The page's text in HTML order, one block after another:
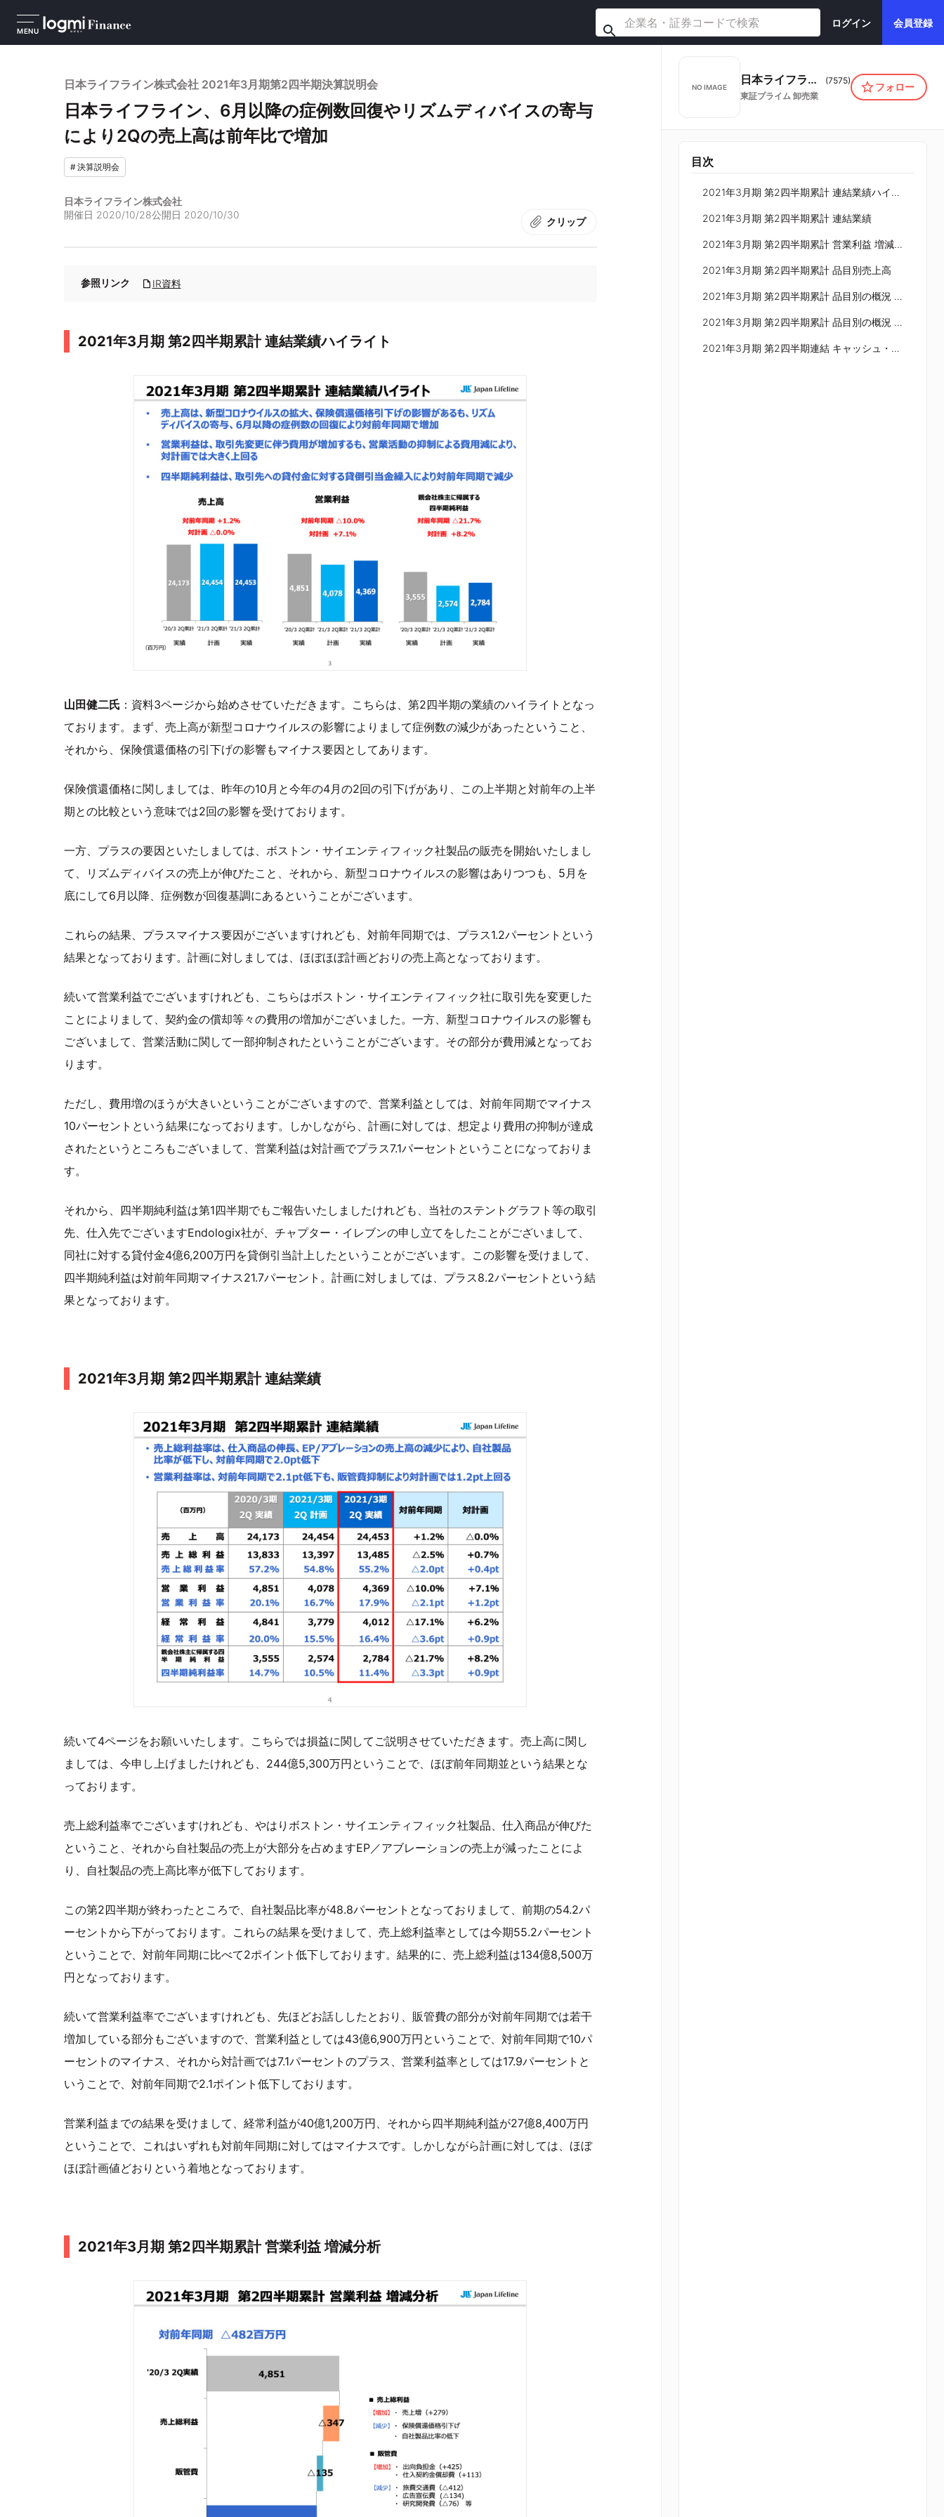
MENU
ログイン 会員登録
日本ライフライン株式会社 2021年3月期第2四半期決算説明会
日本ライフライン、6月以降の症例数回復やリズムディバイスの寄与
により2Qの売上高は前年比で増加
#決算説明会
日本ライフライン株式会社
開催日 2020/10/28公開日 2020/10/30
クリップ
参照リンク IR資料
2021年3月期 第2四半期累計 連結業績ハイライト
山田健二氏 ：資料3ページから始めさせていただきます。こちらは、第2四半期の業績のハイライトとなっ
ております。まず、売上高が新型コロナウイルスの影響によりまして症例数の減少があったということ、
それから、保険償還価格の引下げの影響もマイナス要因としてあります。
保険償還価格に関しましては、昨年の10月と今年の4月の2回の引下げがあり、この上半期と対前年の上半
期との比較という意味では2回の影響を受けております。
一方、プラスの要因といたしましては、ボストン・サイエンティフィック社製品の販売を開始いたしまし
て、リズムディバイスの売上が伸びたこと、それから、新型コロナウイルスの影響はありつつも、5月を
底にして6月以降、症例数が回復基調にあるということがございます。
これらの結果、プラスマイナス要因がございますけれども、対前年同期では、プラス1.2パーセントという
結果となっております。計画に対しましては、ほぼほぼ計画どおりの売上高となっております。
続いて営業利益でございますけれども、こちらはボストン・サイエンティフィック社に取引先を変更した
ことによりまして、契約金の償却等々の費用の増加がございました。一方、新型コロナウイルスの影響も
ございまして、営業活動に関して一部抑制されたということがございます。その部分が費用減となってお
ります。
ただし、費用増のほうが大きいということがございますので、営業利益としては、対前年同期でマイナス
10パーセントという結果になっております。しかしながら、計画に対しては、想定より費用の抑制が達成
されたというところもございまして、営業利益は対計画でプラス7.1パーセントということになっておりま
す。
それから、四半期純利益は第1四半期でもご報告いたしましたけれども、当社のステントグラフト等の取引
先、仕入先でございますEndologix社が、チャプター・イレブンの申し立てをしたことがございまして、
同社に対する貸付金4億6,200万円を貸倒引当計上したということがございます。この影響を受けまして、
四半期純利益は対前年同期マイナス21.7パーセント。計画に対しましては、プラス8.2パーセントという結
果となっております。
2021年3月期 第2四半期累計 連結業績
続いて4ページをお願いいたします。こちらでは損益に関してご説明させていただきます。売上高に関し
ましては、今申し上げましたけれども、244億5,300万円ということで、ほぼ前年同期並という結果とな
っております。
売上総利益率でございますけれども、やはりボストン・サイエンティフィック社製品、仕入商品が伸びた
ということ、それから自社製品の売上が大部分を占めますEP／アブレーションの売上が減ったことによ
り、自社製品の売上高比率が低下しております。
この第2四半期が終わったところで、自社製品比率が48.8パーセントとなっておりまして、前期の54.2パ
ーセントから下がっております。これらの結果を受けまして、売上総利益率としては今期55.2パーセント
ということで、対前年同期に比べて2ポイント低下しております。結果的に、売上総利益は134億8,500万
円となっております。
続いて営業利益率でございますけれども、先ほどお話ししたとおり、販管費の部分が対前年同期では若干
増加している部分もございますので、営業利益としては43億6,900万円ということで、対前年同期で10パ
ーセントのマイナス、それから対計画では7.1パーセントのプラス、営業利益率としては17.9パーセントと
いうことで、対前年同期で2.1ポイント低下しております。
営業利益までの結果を受けまして、経常利益が40億1,200万円、それから四半期純利益が27億8,400万円
ということで、これはいずれも対前年同期に対してはマイナスです。しかしながら計画に対しては、ほぼ
ほぼ計画値どおりという着地となっております。
2021年3月期 第2四半期累計 営業利益 増減分析
NO IMAGE
日本ライフライン株式会社 (7575)
東証プライム 卸売業
フォロー
目次
2021年3月期 第2四半期累計 連結業績ハイライト
2021年3月期 第2四半期累計 連結業績
2021年3月期 第2四半期累計 営業利益 増減分析
2021年3月期 第2四半期累計 品目別売上高
2021年3月期 第2四半期累計 品目別の概況 1／2
2021年3月期 第2四半期累計 品目別の概況 2／2
2021年3月期 第2四半期連結 キャッシュ・フロー